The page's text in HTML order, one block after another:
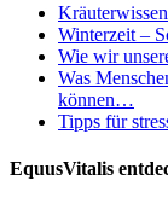
Winterzeit –
Wie wir
Was
können…
Tipps für
EquusVitalis